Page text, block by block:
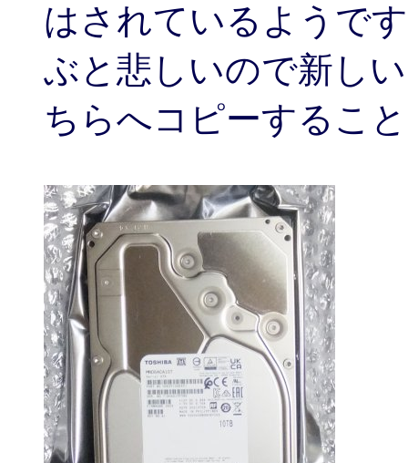
はされているようで
ぶと悲しいので新し
ちらへコピーするこ